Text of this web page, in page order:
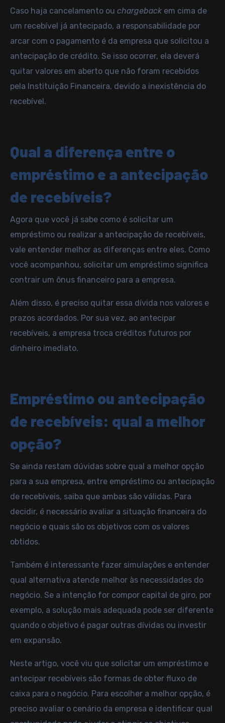
Caso haja cancelamento ou chargeback em cima de
um recebível já antecipado, a responsabilidade por
arcar com o pagamento é da empresa que solicitou a
antecipação de crédito. Se isso ocorrer, ela deverá
quitar valores em aberto que não foram recebidos
pela Instituição Financeira, devido a inexistência do
recebível.
Qual a diferença entre o
empréstimo e a antecipação
de recebíveis?
Agora que você já sabe como é solicitar um
empréstimo ou realizar a antecipação de recebíveis,
vale entender melhor as diferenças entre eles. Como
você acompanhou, solicitar um empréstimo significa
contrair um ônus financeiro para a empresa.
Além disso, é preciso quitar essa dívida nos valores e
prazos acordados. Por sua vez, ao antecipar
recebíveis, a empresa troca créditos futuros por
dinheiro imediato.
Empréstimo ou antecipação
de recebíveis: qual a melhor
opção?
Se ainda restam dúvidas sobre qual a melhor opção
para a sua empresa, entre empréstimo ou antecipação
de recebíveis, saiba que ambas são válidas. Para
decidir, é necessário avaliar a situação financeira do
negócio e quais são os objetivos com os valores
obtidos.
Também é interessante fazer simulações e entender
qual alternativa atende melhor às necessidades do
negócio. Se a intenção for compor capital de giro, por
exemplo, a solução mais adequada pode ser diferente
quando o objetivo é pagar outras dívidas ou investir
em expansão.
Neste artigo, você viu que solicitar um empréstimo e
antecipar recebíveis são formas de obter fluxo de
caixa para o negócio. Para escolher a melhor opção, é
preciso avaliar o cenário da empresa e identificar qual